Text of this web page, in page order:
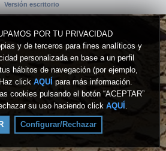
POR TU PRIVACIDAD
y de terceros para fines analíticos y
personalizada en base a un perfil
hábitos de navegación (por ejemplo,
click AQUÍ para más información.
cookies pulsando el botón “ACEPTAR”
su uso haciendo click AQUÍ .
Configurar/Rechazar
Versión escritorio